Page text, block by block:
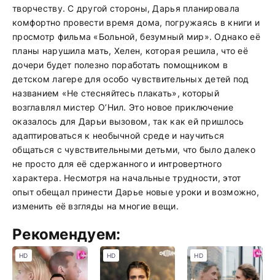
творчеству. С другой стороны, Дарья планировала
комфортно провести время дома, погружаясь в книги и
просмотр фильма «Больной, безумный мир». Однако её
планы нарушила мать, Хелен, которая решила, что её
дочери будет полезно поработать помощником в
детском лагере для особо чувствительных детей под
названием «Не стесняйтесь плакать», который
возглавлял мистер О’Нил. Это новое приключение
оказалось для Дарьи вызовом, так как ей пришлось
адаптироваться к необычной среде и научиться
общаться с чувствительными детьми, что было далеко
не просто для её сдержанного и интровертного
характера. Несмотря на начальные трудности, этот
опыт обещал принести Дарье новые уроки и возможно,
изменить её взгляды на многие вещи.
Рекомендуем:
HD HD HD